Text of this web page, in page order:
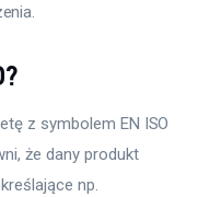
z symbolem EN ISO
że dany produkt
np.